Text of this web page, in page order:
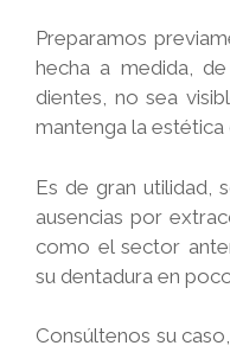
Preparamos
hecha a medida,
dientes, no sea
mantenga la estética
Es de gran utilidad,
ausencias por
como el sector
su dentadura en
Consúltenos su